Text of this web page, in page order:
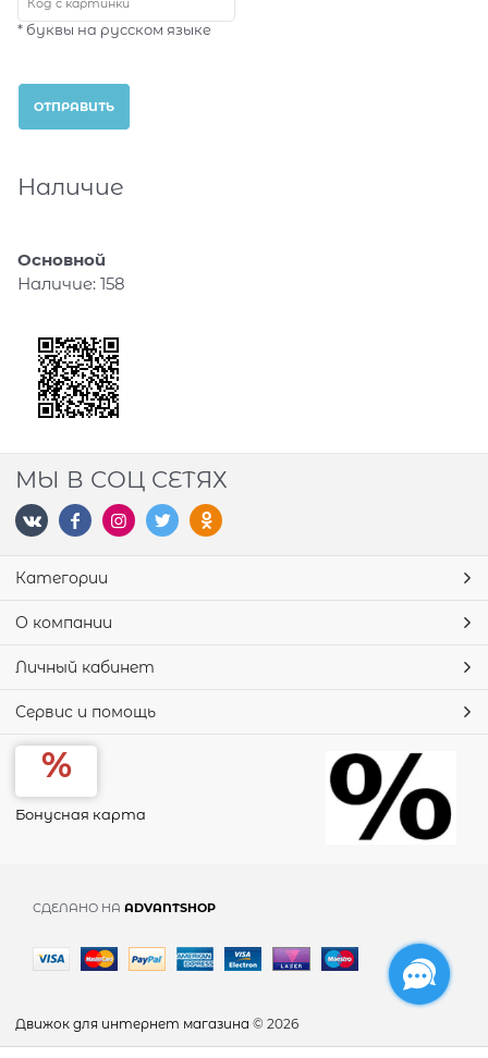
* буквы на русском языке
Наличие
Основной
Наличие: 158
МЫ В СОЦ СЕТЯХ
Категории
О компании
Личный кабинет
Сервис и помощь
Бонусная карта
СДЕЛАНО НА ADVANTSHOP
Движок для интернет магазина © 2026